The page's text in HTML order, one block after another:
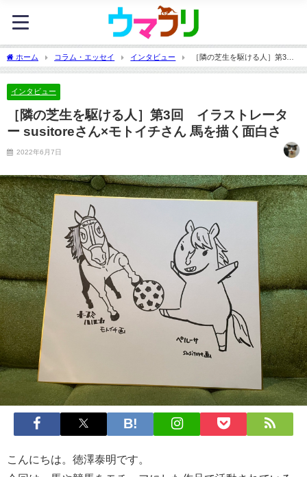
ホーム コラム・エッセイ インタビュー
［隣の芝生を駆ける人］第3
回 イラストレーター susitoreさん×モトイチさん 馬を描く面白さ
インタビュー
［隣の芝生を駆ける人］第3回 イラストレータ
ー susitoreさん×モトイチさん 馬を描く面白さ
2022年6月7日
こんにちは。徳澤泰明です。